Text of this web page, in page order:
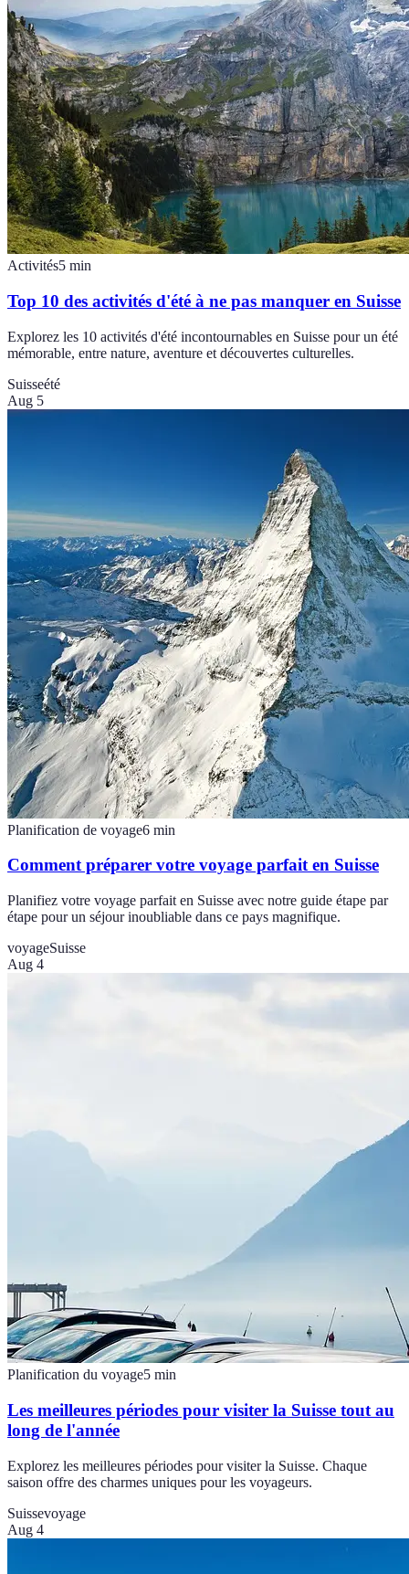
Activités5 min
Top 10 des activités d'été à ne pas manquer en Suisse
Explorez les 10 activités d'été incontournables en Suisse pour un été
mémorable, entre nature, aventure et découvertes culturelles.
Suisseété
Aug 5
Planification de voyage6 min
Comment préparer votre voyage parfait en Suisse
Planifiez votre voyage parfait en Suisse avec notre guide étape par
étape pour un séjour inoubliable dans ce pays magnifique.
voyageSuisse
Aug 4
Planification du voyage5 min
Les meilleures périodes pour visiter la Suisse tout au
long de l'année
Explorez les meilleures périodes pour visiter la Suisse. Chaque
saison offre des charmes uniques pour les voyageurs.
Suissevoyage
Aug 4